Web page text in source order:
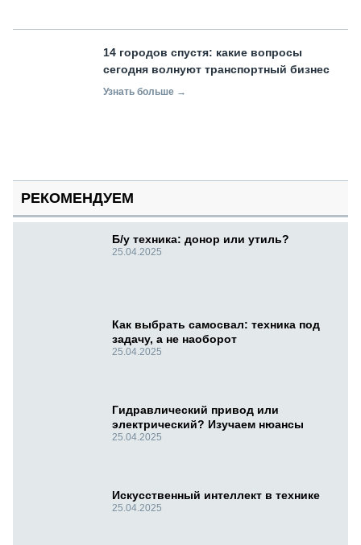
14 городов спустя: какие вопросы
сегодня волнуют транспортный бизнес
Узнать больше →
РЕКОМЕНДУЕМ
Б/у техника: донор или утиль?
25.04.2025
Как выбрать самосвал: техника под
задачу, а не наоборот
25.04.2025
Гидравлический привод или
электрический? Изучаем нюансы
25.04.2025
Искусственный интеллект в технике
25.04.2025